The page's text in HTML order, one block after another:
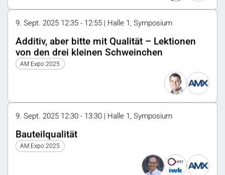
9. Sept. 2025 12:35 - 12:55 | Halle 1, Symposium
Additiv, aber bitte mit Qualität – Lektionen
von den drei kleinen Schweinchen
AM Expo 2025
9. Sept. 2025 12:30 - 13:30 | Halle 1, Symposium
Bauteilqualität
AM Expo 2025